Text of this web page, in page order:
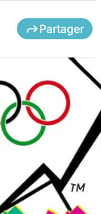
Partager